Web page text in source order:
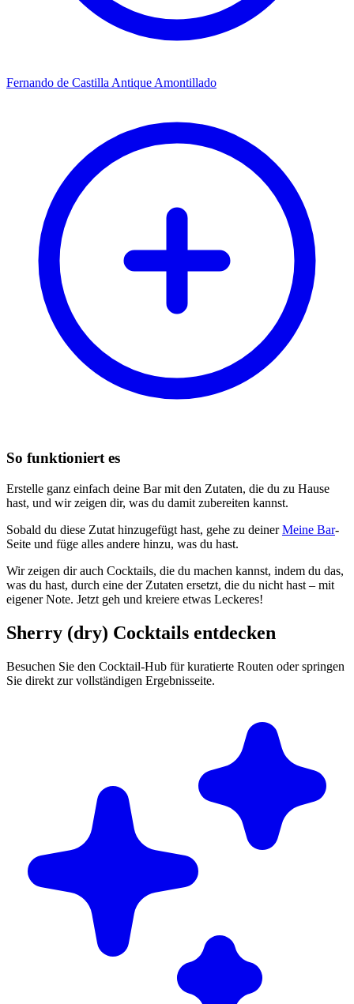
Fernando de Castilla Antique Amontillado
So funktioniert es
Erstelle ganz einfach deine Bar mit den Zutaten, die du zu Hause
hast, und wir zeigen dir, was du damit zubereiten kannst.
Sobald du diese Zutat hinzugefügt hast, gehe zu deinerMeine Bar-
Seite und füge alles andere hinzu, was du hast.
Wir zeigen dir auch Cocktails, die du machen kannst, indem du das,
was du hast, durch eine der Zutaten ersetzt, die du nicht hast – mit
eigener Note. Jetzt geh und kreiere etwas Leckeres!
Sherry (dry) Cocktails entdecken
Besuchen Sie den Cocktail-Hub für kuratierte Routen oder springen
Sie direkt zur vollständigen Ergebnisseite.